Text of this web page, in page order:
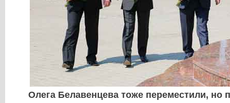
Олега Белавенцева тоже переместили, но